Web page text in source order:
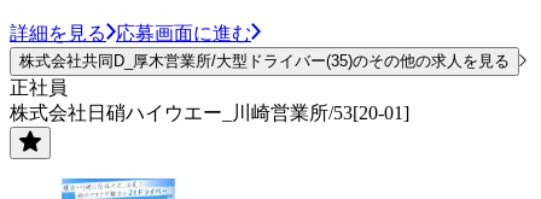
詳細を見る 応募画面に進む
株式会社共同D_厚木営業所/大型ドライバー(35)のその他の求人を見る
正社員
株式会社日硝ハイウエー_川崎営業所/53[20-01]